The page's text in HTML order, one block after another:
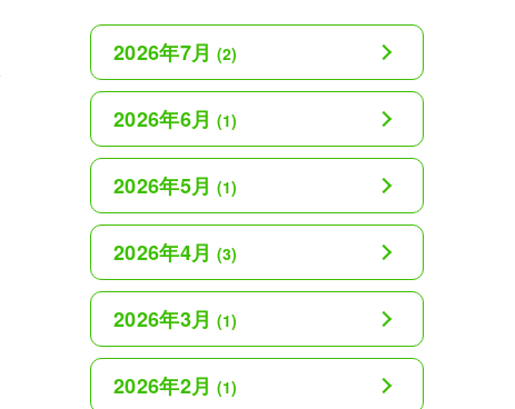
2026年7月 (2)
2026年6月 (1)
2026年5月 (1)
2026年4月 (3)
2026年3月 (1)
2026年2月 (1)